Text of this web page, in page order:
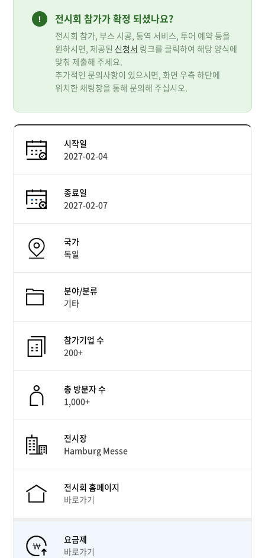
전시회 참가가 확정 되셨나요?
전시회 참가, 부스 시공, 통역 서비스, 투어 예약 등을
원하시면, 제공된 신청서 링크를 클릭하여 해당 양식에
맞춰 제출해 주세요.
추가적인 문의사항이 있으시면, 화면 우측 하단에
위치한 채팅창을 통해 문의해 주십시오.
시작일
2027-02-04
종료일
2027-02-07
국가
독일
분야/분류
기타
참가기업 수
200+
총 방문자 수
1,000+
전시장
Hamburg Messe
전시회 홈페이지
바로가기
요금제
바로가기